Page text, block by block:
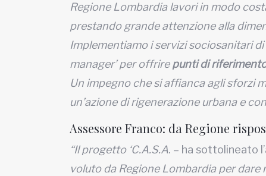
Regione Lombardia lavori in modo
prestando grande attenzione alla
Implementiamo i servizi sociosanitari
manager’ per offrirepunti di
Un impegno che si affianca agli sforzi
un’azione di rigenerazione urbana e
Assessore Franco: da Regione
“Il progetto ‘C.A.S.A. – ha sottolineato
voluto da Regione Lombardia per